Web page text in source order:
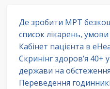
Де зробити МРТ
список лікарень,
Кабінет пацієнта в
Скринінг здоров’я 40+
держави на обстеження
Переведення